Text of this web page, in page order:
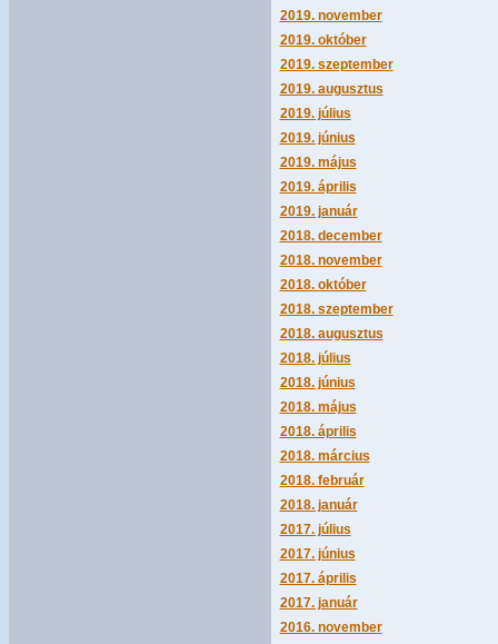
2019. november
2019. október
2019. szeptember
2019. augusztus
2019. július
2019. június
2019. május
2019. április
2019. január
2018. december
2018. november
2018. október
2018. szeptember
2018. augusztus
2018. július
2018. június
2018. május
2018. április
2018. március
2018. február
2018. január
2017. július
2017. június
2017. április
2017. január
2016. november